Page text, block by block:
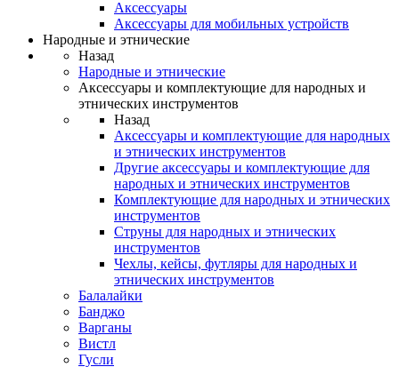
Аксессуары
Аксессуары для мобильных устройств
Народные и этнические
Назад
Народные и этнические
Аксессуары и комплектующие для народных и
этнических инструментов
Назад
Аксессуары и комплектующие для народных
и этнических инструментов
Другие аксессуары и комплектующие для
народных и этнических инструментов
Комплектующие для народных и этнических
инструментов
Струны для народных и этнических
инструментов
Чехлы, кейсы, футляры для народных и
этнических инструментов
Балалайки
Банджо
Варганы
Вистл
Гусли